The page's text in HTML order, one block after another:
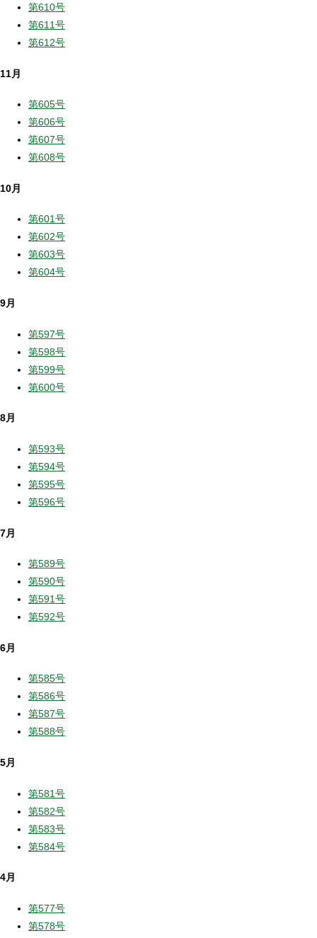
第610号
第611号
第612号
11月
第605号
第606号
第607号
第608号
10月
第601号
第602号
第603号
第604号
9月
第597号
第598号
第599号
第600号
8月
第593号
第594号
第595号
第596号
7月
第589号
第590号
第591号
第592号
6月
第585号
第586号
第587号
第588号
5月
第581号
第582号
第583号
第584号
4月
第577号
第578号